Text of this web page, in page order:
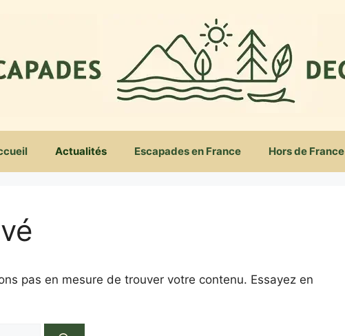
Actualités Escapades en France Hors de France
pas en mesure de trouver votre contenu. Essayez en